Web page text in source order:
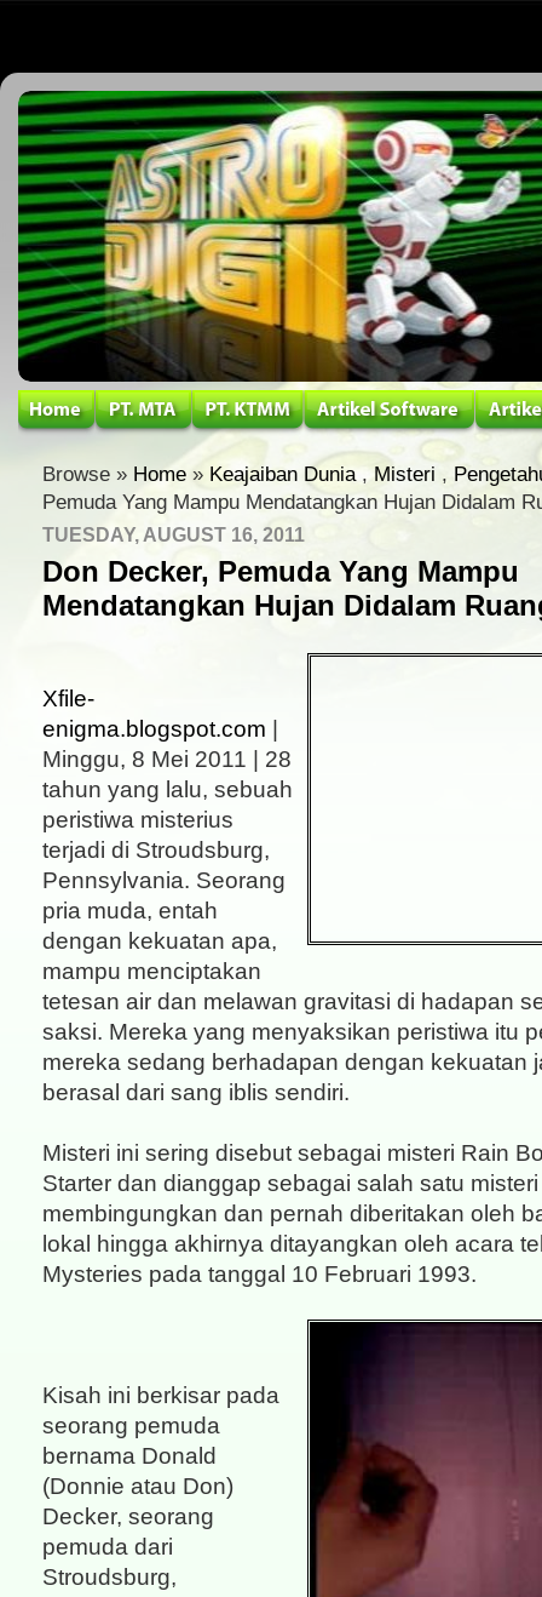
Browse » Home » Keajaiban Dunia,Misteri ,
Pemuda Yang Mampu Mendatangkan Hujan Didalam
TUESDAY, AUGUST 16, 2011
Don Decker, Pemuda Yang Mampu
Mendatangkan Hujan Didalam
Xfile-
enigma.blogspot.com |
Minggu, 8 Mei 2011 | 28
tahun yang lalu, sebuah
peristiwa misterius
terjadi di Stroudsburg,
Pennsylvania. Seorang
pria muda, entah
dengan kekuatan apa,
mampu menciptakan
tetesan air dan melawan gravitasi di hadapan
saksi. Mereka yang menyaksikan peristiwa itu
mereka sedang berhadapan dengan kekuatan
berasal dari sang iblis sendiri.
Misteri ini sering disebut sebagai misteri Rain
Starter dan dianggap sebagai salah satu
membingungkan dan pernah diberitakan oleh
lokal hingga akhirnya ditayangkan oleh acara
Mysteries pada tanggal 10 Februari 1993.
Kisah ini berkisar pada
seorang pemuda
bernama Donald
(Donnie atau Don)
Decker, seorang
pemuda dari
Stroudsburg,